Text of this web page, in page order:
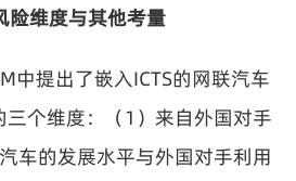
险维度与其他考量
中提出了嵌入ICTS的网联汽车
个维度：（1）来自外国对手
车的发展水平与外国对手利用